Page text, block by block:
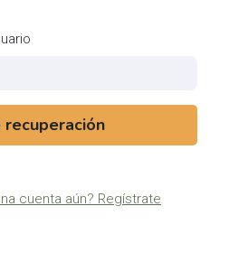
recuperación
cuenta aún? Regístrate